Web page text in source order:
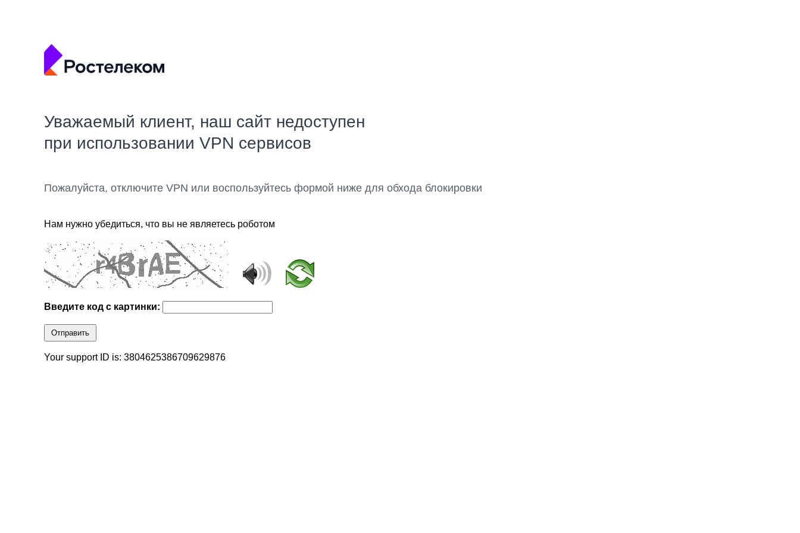
Уважаемый клиент, наш сайт недоступен
при использовании VPN сервисов
Пожалуйста, отключите VPN или воспользуйтесь формой ниже для обхода блокировки
Нам нужно убедиться, что вы не являетесь роботом
Введите код с картинки:
Отправить
Your support ID is: 3804625386709629876